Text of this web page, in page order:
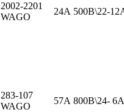
2002-2201
WAGO
24А 500В\22-
283-107
WAGO
57А 800В\24-